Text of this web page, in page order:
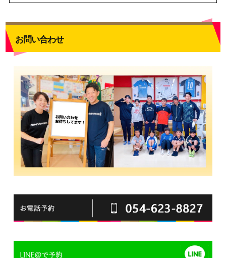
お問い合わせ